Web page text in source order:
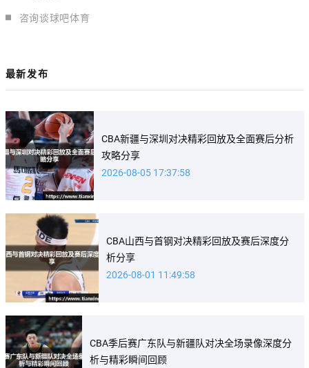
咨询谈球吧体育
最新发布
CBA新疆与深圳对决精彩回放及全面赛后分析
攻略分享
2026-08-05 17:37:58
CBA山西与首钢对决精彩回放及赛后深度分
析分享
2026-08-01 11:49:58
CBA季后赛广东队与新疆队对决全场录像深度分
析与精彩瞬间回顾